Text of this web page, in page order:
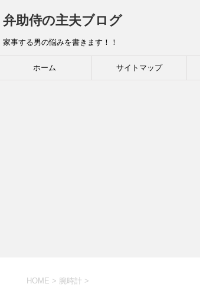
弁助侍の主夫ブログ
家事する男の悩みを書きます！！
ホーム サイトマップ
HOME > 腕時計 >